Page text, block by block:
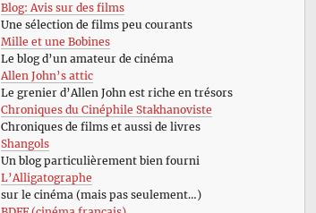
Blog: Avis sur des films
Une sélection de films peu courants
Mille et une Bobines
Le blog d’un amateur de cinéma
Allen John’s attic
Le grenier d’Allen John est riche en trésors
Chroniques du Cinéphile Stakhanoviste
Chroniques de films et aussi de livres
Shangols
Un blog particulièrement bien fourni
L’Alligatographe
sur le cinéma (mais pas seulement…)